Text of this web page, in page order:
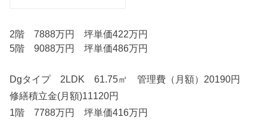
2階 7888万円 坪単価422万円
5階 9088万円 坪単価486万円
Dgタイプ 2LDK 61.75㎡ 管理費（月額）20190円
修繕積立金(月額)11120円
1階 7788万円 坪単価416万円